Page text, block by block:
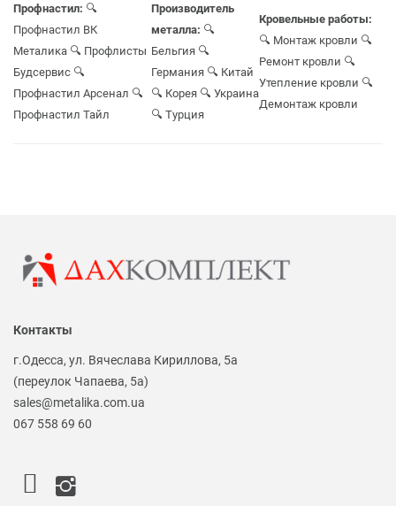
Профнастил: 🔍
Профнастил ВК
Металика 🔍 Профлисты
Будсервис 🔍
Профнастил Арсенал 🔍
Профнастил Тайл
Производитель
металла: 🔍
Бельгия 🔍
Германия 🔍 Китай
🔍 Корея 🔍 Украина
🔍 Турция
Кровельные работы:
🔍 Монтаж кровли 🔍
Ремонт кровли 🔍
Утепление кровли 🔍
Демонтаж кровли
Контакты
г.Одесса, ул. Вячеслава Кириллова, 5а
(переулок Чапаева, 5а)
sales@metalika.com.ua
067 558 69 60